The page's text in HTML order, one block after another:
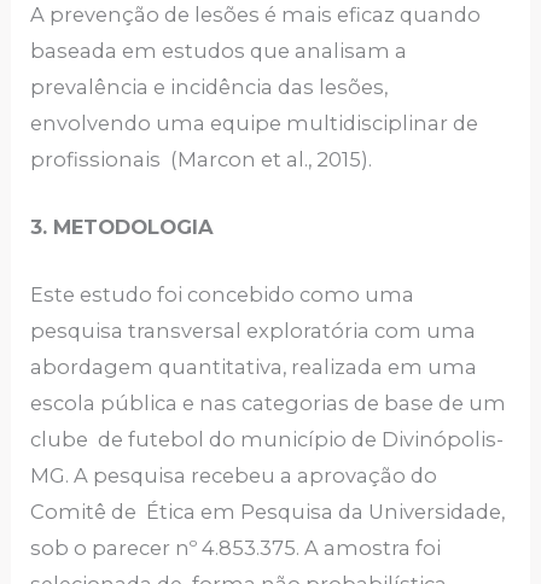
A prevenção de lesões é mais eficaz quando
baseada em estudos que analisam a
prevalência e incidência das lesões,
envolvendo uma equipe multidisciplinar de
profissionais (Marcon et al., 2015).
3. METODOLOGIA
Este estudo foi concebido como uma
pesquisa transversal exploratória com uma
abordagem quantitativa, realizada em uma
escola pública e nas categorias de base de um
clube de futebol do município de Divinópolis-
MG. A pesquisa recebeu a aprovação do
Comitê de Ética em Pesquisa da Universidade,
sob o parecer nº 4.853.375. A amostra foi